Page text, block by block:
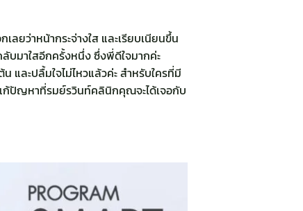
ลยว่าหน้ากระจ่างใส และเรียบเนียนขึ้น
บมาใสอีกครั้งหนึ่ง ซึ่งพี่ดีใจมากค่ะ
ละปลื้มใจไม่ไหวแล้วค่ะ สำหรับใครที่มี
ก้ปัญหาที่รมย์รวินท์คลินิกคุณจะได้เจอกับ